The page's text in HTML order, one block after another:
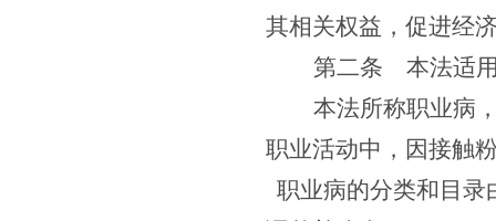
其相关权益，促进经
第二条 本法适
本法所称职业病
职业活动中，因接触
职业病的分类和目录